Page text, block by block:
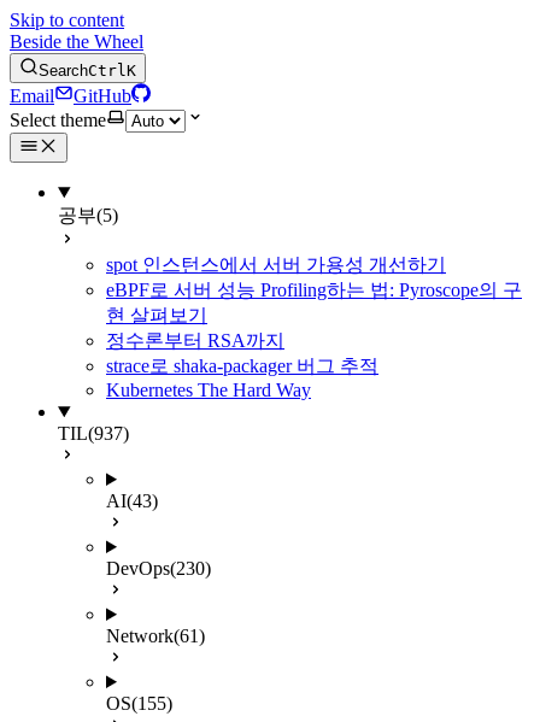
Skip to content
Beside the Wheel
SearchCtrlK
Email
GitHub
Select theme
공부(5)
spot 인스턴스에서 서버 가용성 개선하기
eBPF로 서버 성능 Profiling하는 법: Pyroscope의 구
현 살펴보기
정수론부터 RSA까지
strace로 shaka-packager 버그 추적
Kubernetes The Hard Way
TIL(937)
AI(43)
DevOps(230)
Network(61)
OS(155)